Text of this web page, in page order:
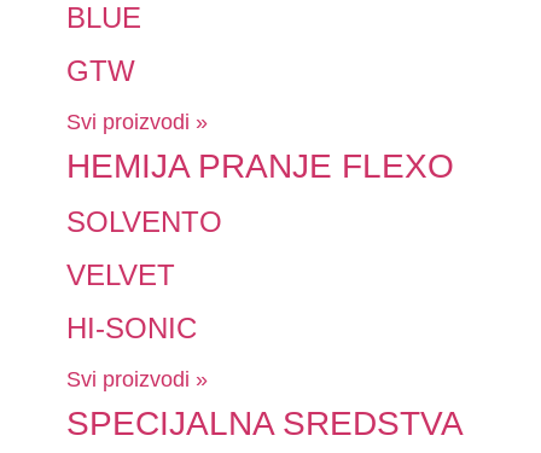
BLUE
GTW
Svi proizvodi »
HEMIJA PRANJE FLEXO
SOLVENTO
VELVET
HI-SONIC
Svi proizvodi »
SPECIJALNA SREDSTVA